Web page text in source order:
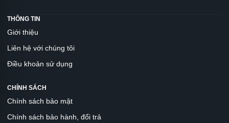
THÔNG TIN
Giới thiệu
Liên hệ với chúng tôi
Điều khoản sử dụng
CHÍNH SÁCH
Chính sách bảo mật
Chính sách bảo hành, đổi trả